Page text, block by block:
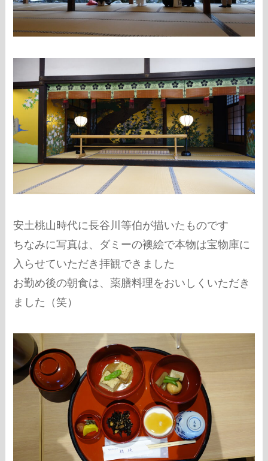
安土桃山時代に長谷川等伯が描いたものです
ちなみに写真は、ダミーの襖絵で本物は宝物庫に
入らせていただき拝観できました
お勤め後の朝食は、薬膳料理をおいしくいただき
ました（笑）